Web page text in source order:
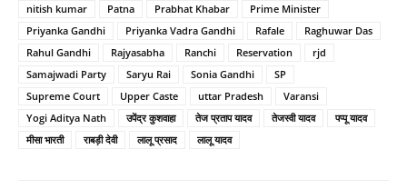
nitish kumar
Patna Prabhat Khabar
Prime Minister
Priyanka Gandhi
Priyanka Vadra Gandhi Rafale
Raghuwar Das
Rahul Gandhi
Rajyasabha Ranchi Reservation
rjd
Samajwadi Party
Saryu Rai Sonia Gandhi
SP
Supreme Court
Upper Caste uttar Pradesh
Varansi
Yogi Aditya Nath
उपेंद्र कुशवाहा तेज प्रताप यादव तेजस्वी यादव
पप्पू यादव
मीसा भारती
राबड़ी देवी लालू प्रसाद लालू यादव